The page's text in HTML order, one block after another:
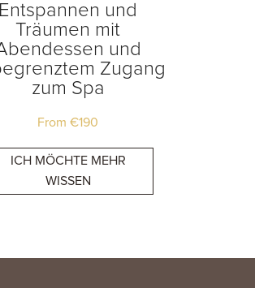
Entspannen und
Träumen mit
und
Zugang
zum Spa
From€190
ICH MÖCHTE MEHR
WISSEN